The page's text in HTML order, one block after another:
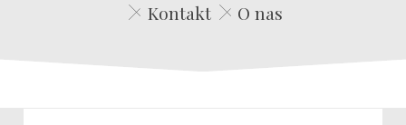
Kontakt
O nas